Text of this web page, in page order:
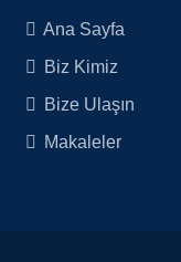
Ana Sayfa
Biz Kimiz
Bize Ulaşın
Makaleler